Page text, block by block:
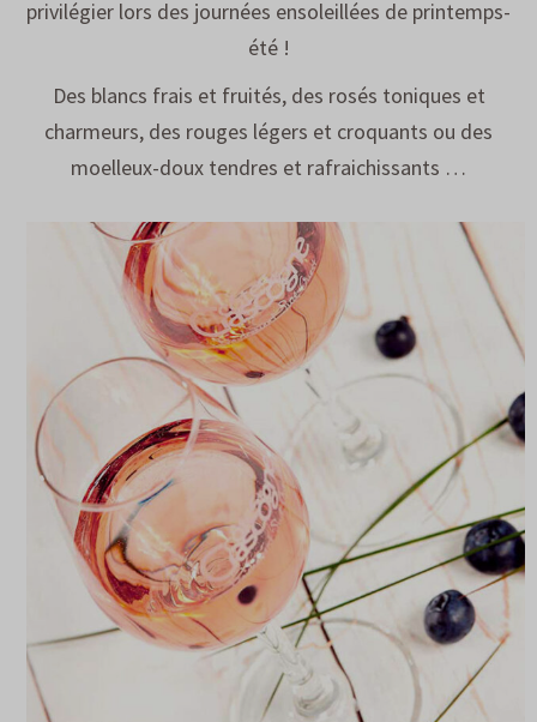
privilégier lors des journées ensoleillées de printemps-
été !
Des blancs frais et fruités, des rosés toniques et
charmeurs, des rouges légers et croquants ou des
moelleux-doux tendres et rafraichissants …